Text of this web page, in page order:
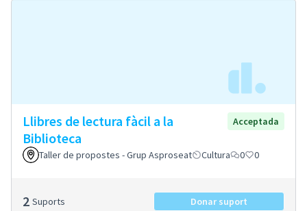
Llibres de lectura fàcil a la
Biblioteca
Acceptada
Taller de propostes - Grup Asproseat Cultura 0 0
2 Suports Donar suport